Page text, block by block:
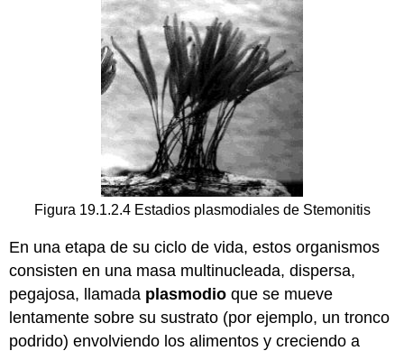
Figura 19.1.2.4 Estadios plasmodiales de Stemonitis
En una etapa de su ciclo de vida, estos organismos
consisten en una masa multinucleada, dispersa,
pegajosa, llamada plasmodio que se mueve
lentamente sobre su sustrato (por ejemplo, un tronco
podrido) envolviendo los alimentos y creciendo a